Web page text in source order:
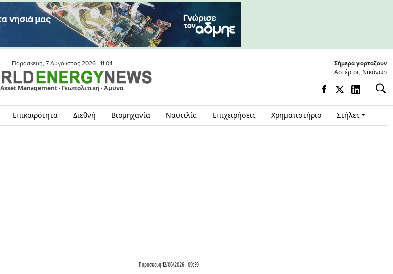
Παρασκευή, 7 Αύγουστος 2026 - 11:04
Asset Management · Γεωπολιτική · Άμυνα
Σήμερα γιορτάζουν
Αστέριος, Νικάνωρ
Επικαιρότητα Διεθνή Βιομηχανία Ναυτιλία Επιχειρήσεις Χρηματιστήριο Στήλες
Παρασκευή 12/06/2026 - 09:39